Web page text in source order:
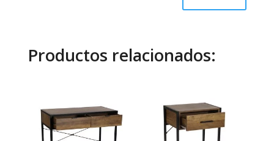
Productos relacionados: